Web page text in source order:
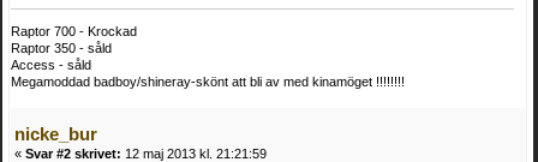
Raptor 700 - Krockad
Raptor 350 - såld
Access - såld
Megamoddad badboy/shineray-skönt att bli av med kinamöget !!!!!!!!
nicke_bur
« Svar #2 skrivet: 12 maj 2013 kl. 21:21:59